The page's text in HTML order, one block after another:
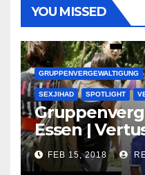
YOU MISSED
GRUPPENVERGEWALTIGUNG
SEXJIHAD SPOTLIGHT
Essen |
Lauenburger
großer
FEB 15, 2018